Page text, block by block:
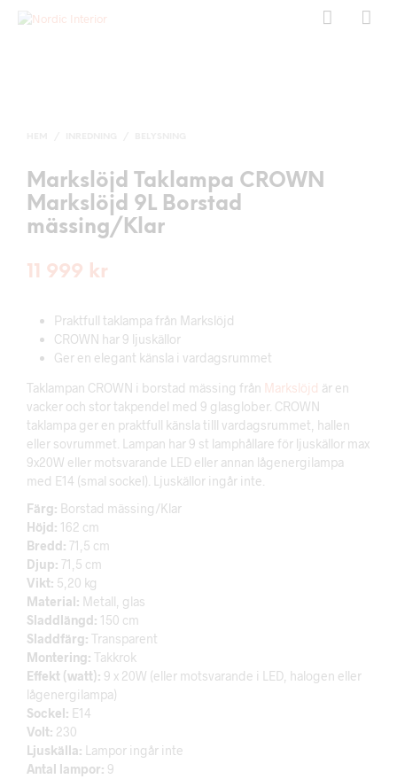
Markslöjd Taklampa CROWN
Markslöjd 9L Borstad
mässing/Klar
11 999 kr
Praktfull taklampa från Markslöjd
CROWN har 9 ljuskällor
Ger en elegant känsla i vardagsrummet
Taklampan CROWN i borstad mässing från Markslöjd är en
vacker och stor takpendel med 9 glasglober. CROWN
taklampa ger en praktfull känsla tilll vardagsrummet, hallen
eller sovrummet. Lampan har 9 st lamphållare för ljuskällor max
9x20W eller motsvarande LED eller annan lågenergilampa
med E14 (smal sockel). Ljuskällor ingår inte.
Färg: Borstad mässing/Klar
Höjd: 162 cm
Bredd: 71,5 cm
Djup: 71,5 cm
Vikt: 5,20 kg
Material: Metall, glas
Sladdlängd: 150 cm
Sladdfärg: Transparent
Montering: Takkrok
Effekt (watt): 9 x 20W (eller motsvarande i LED, halogen eller
lågenergilampa)
Sockel: E14
Volt: 230
Ljuskälla: Lampor ingår inte
Antal lampor: 9